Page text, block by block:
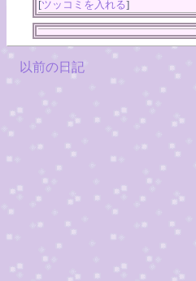
[ツッコミを入れる]
以前の日記